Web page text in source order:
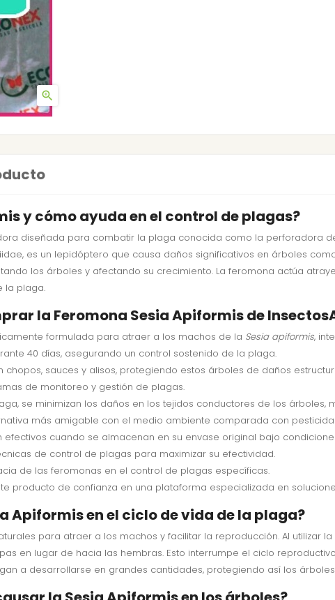

y cómo ayuda en el control de plagas?
diseñada para combatir la plaga conocida como la perforadora
es un lepidóptero que causa daños significativos en árboles
los árboles y afectando su crecimiento. La feromona actúa
la plaga.
la Feromona Sesia Apiformis de
formulada para atraer a los machos de la Sesia apiformis,
40 días, asegurando un control sostenido de la plaga.
chopos, sauces y alisos, protegiendo estos árboles de daños
de monitoreo y gestión de plagas.
se minimizan los daños en los tejidos conductores de los árboles,
más amigable con el medio ambiente comparada con
efectivos cuando se almacenan en su envase original bajo
de control de plagas para maximizar su efectividad.
de las feromonas en el control de plagas específicas.
producto de confianza en una plataforma especializada en
Apiformis en el ciclo de vida de la plaga?
para atraer a los machos y facilitar la reproducción. Al utilizar la
en lugar de hacia las hembras. Esto interrumpe el ciclo
a desarrollarse en grandes cantidades, protegiendo así los